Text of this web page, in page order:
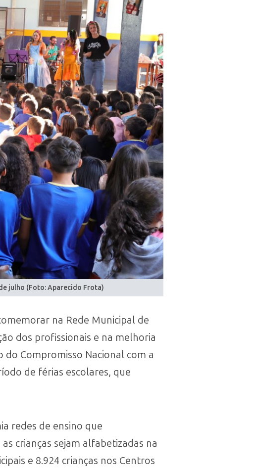
julho (Foto: Aparecido Frota)
na Rede Municipal de
dos profissionais e na melhoria
do Compromisso Nacional com a
de férias escolares, que
redes de ensino que
crianças sejam alfabetizadas na
e 8.924 crianças nos Centros